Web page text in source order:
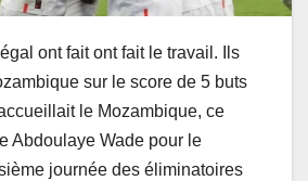
ont fait ont fait le travail. Ils
sur le score de 5 buts
le Mozambique, ce
Abdoulaye Wade pour le
journée des éliminatoires